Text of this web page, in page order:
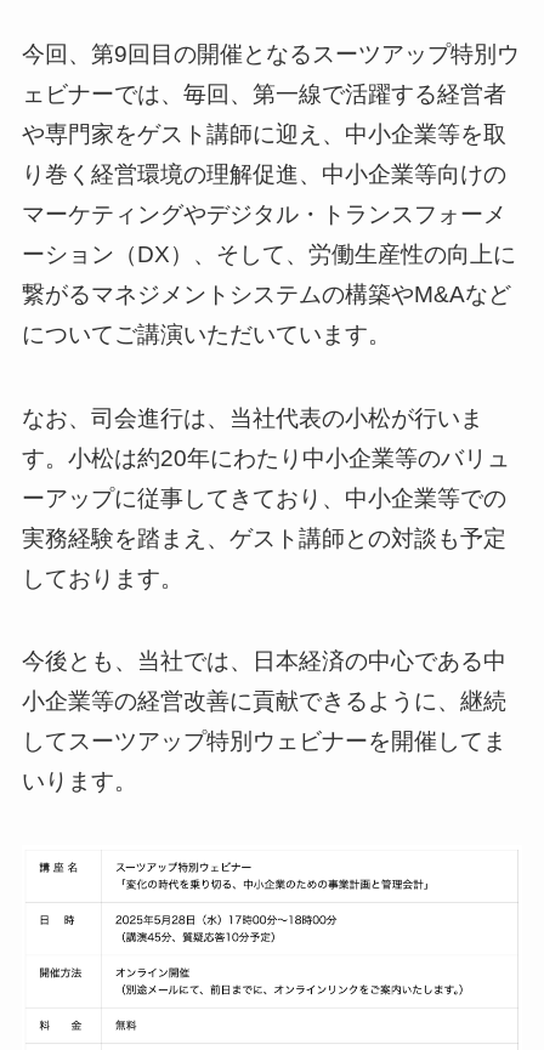
今回、第9回目の開催となるスーツアップ特別ウ
ェビナーでは、毎回、第一線で活躍する経営者
や専門家をゲスト講師に迎え、中小企業等を取
り巻く経営環境の理解促進、中小企業等向けの
マーケティングやデジタル・トランスフォーメ
ーション（DX）、そして、労働生産性の向上に
繋がるマネジメントシステムの構築やM&Aなど
についてご講演いただいています。
なお、司会進行は、当社代表の小松が行いま
す。小松は約20年にわたり中小企業等のバリュ
ーアップに従事してきており、中小企業等での
実務経験を踏まえ、ゲスト講師との対談も予定
しております。
今後とも、当社では、日本経済の中心である中
小企業等の経営改善に貢献できるように、継続
してスーツアップ特別ウェビナーを開催してま
いります。